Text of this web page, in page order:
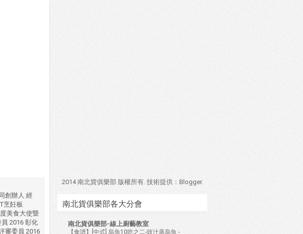
創辦人 經
烹飪板
美食大使暨
2016 彰化
審委員 2016
2014 南北貨俱樂部 版權所有. 技術提供： Blogger.
南北貨俱樂部各大分會
南北貨俱樂部-線上廚藝教室
【食譜】[中式] 烏魚10吃之二-豉汁蒸烏魚 -